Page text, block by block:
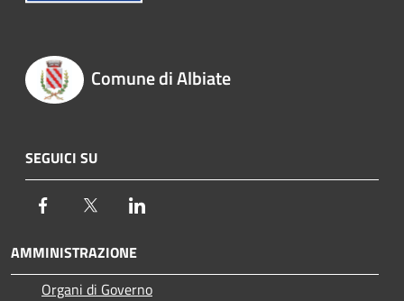
Comune di Albiate
SEGUICI SU
Facebook Twitter
AMMINISTRAZIONE
Organi di Governo